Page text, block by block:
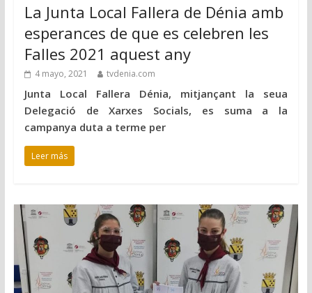
La Junta Local Fallera de Dénia amb
esperances de que es celebren les
Falles 2021 aquest any
4 mayo, 2021 tvdenia.com
Junta Local Fallera Dénia, mitjançant la seua
Delegació de Xarxes Socials, es suma a la
campanya duta a terme per
Leer más